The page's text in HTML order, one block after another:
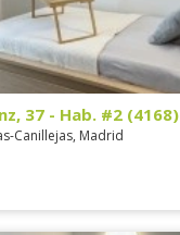
37 - Hab. #2 (4168)
Canillejas, Madrid